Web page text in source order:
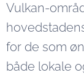
Vulkan-
for de som
både lokale